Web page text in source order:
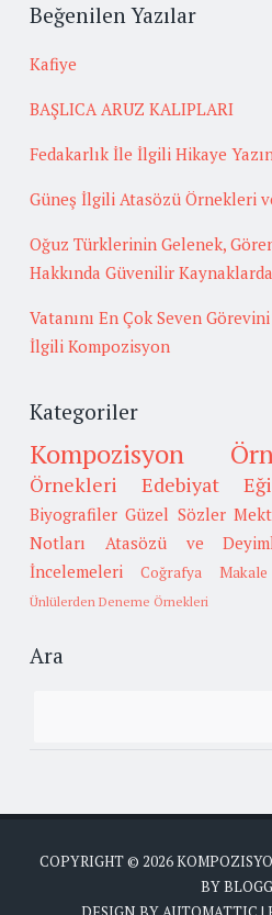
Beğenilen Yazılar
Kafiye
BAŞLICA ARUZ KALIPLARI
Fedakarlık İle İlgili Hikaye
Güneş İlgili Atasözü Örnekleri
Oğuz Türklerinin Gelenek,
Hakkında Güvenilir
Vatanını En Çok Seven
İlgili Kompozisyon
Kategoriler
Kompozisyon
Örnekleri
Edebiyat
Biyografiler Güzel Sözler
Notları
Atasözü ve
İncelemeleri
Coğrafya
Ünlülerden Deneme Örnekleri
Ara
COPYRIGHT © 2026
BY